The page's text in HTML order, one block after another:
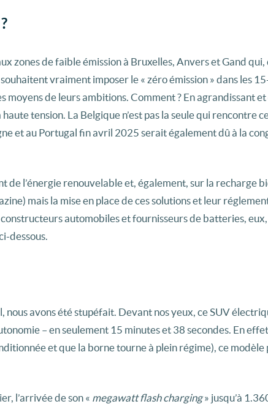
zones de faible émission à Bruxelles, Anvers et Gand qui,
vraiment imposer le « zéro émission » dans les
moyens de leurs ambitions. Comment ? En agrandissant et
tension. La Belgique n’est pas la seule qui rencontre
et au Portugal fin avril 2025 serait également dû à la
de l’énergie renouvelable et, également, sur la recharge
mais la mise en place de ces solutions et leur
automobiles et fournisseurs de batteries,
dessous.
avons été stupéfait. Devant nos yeux, ce SUV
– en seulement 15 minutes et 38 secondes. En
et que la borne tourne à plein régime), ce modèle
l’arrivée de son « megawatt flash charging» jusqu’à